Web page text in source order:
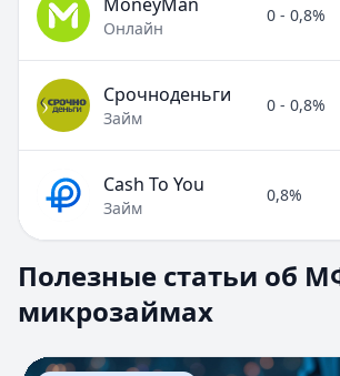
Онлайн
0 - 0,8%
Срочноденьги
Займ
0 - 0,8%
Cash To You
Займ
0,8%
Раздел:МФО и микрозаймы. Всего
Займ под расписку
Нужны деньги срочно?
Опубликовано:17 ноября 2025 г.
Полезные статьи об
микрозаймах
Перейти к статье:Займ под расписку